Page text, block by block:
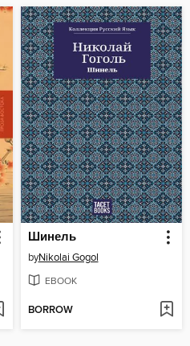
Шинель
byNikolai Gogol
EBOOK
BORROW